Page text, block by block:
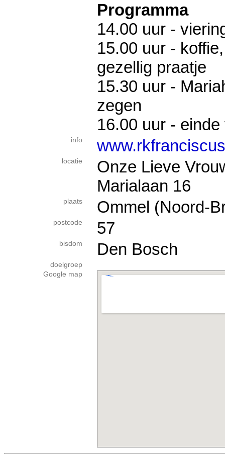
Programma
14.00 uur -
15.00 uur -
gezellig praatje
15.30 uur -
zegen
16.00 uur -
info
locatie
Onze Lieve
Marialaan 16
plaats Ommel (Noord-
postcode 57
bisdom Den Bosch
doelgroep
Google map